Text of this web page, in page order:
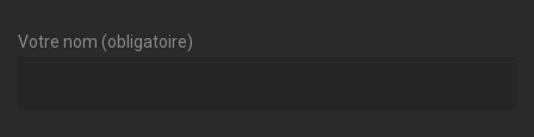
Votre nom (obligatoire)